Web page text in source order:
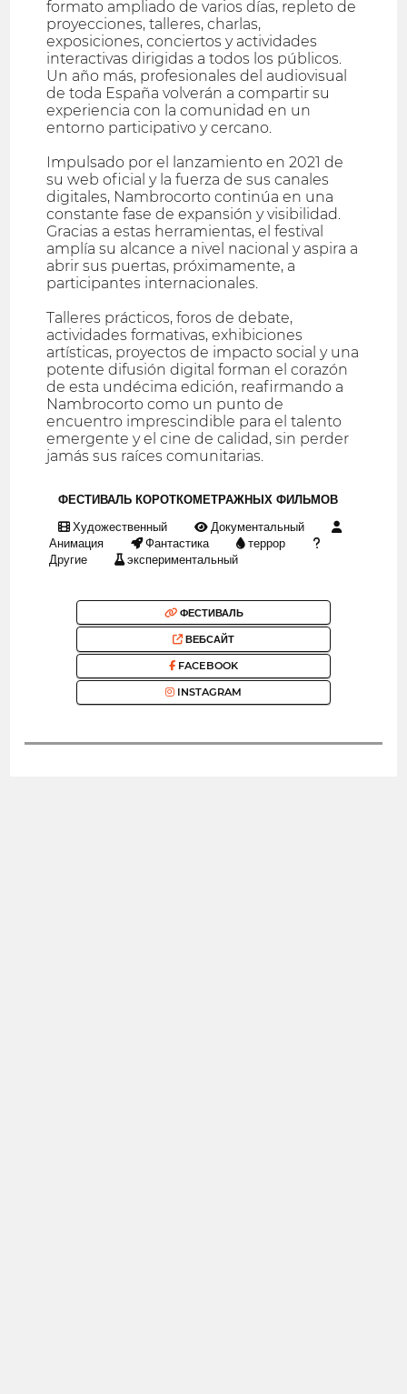
formato ampliado de varios días, repleto de
proyecciones, talleres, charlas,
exposiciones, conciertos y actividades
interactivas dirigidas a todos los públicos.
Un año más, profesionales del audiovisual
de toda España volverán a compartir su
experiencia con la comunidad en un
entorno participativo y cercano.
Impulsado por el lanzamiento en 2021 de
su web oficial y la fuerza de sus canales
digitales, Nambrocorto continúa en una
constante fase de expansión y visibilidad.
Gracias a estas herramientas, el festival
amplía su alcance a nivel nacional y aspira a
abrir sus puertas, próximamente, a
participantes internacionales.
Talleres prácticos, foros de debate,
actividades formativas, exhibiciones
artísticas, proyectos de impacto social y una
potente difusión digital forman el corazón
de esta undécima edición, reafirmando a
Nambrocorto como un punto de
encuentro imprescindible para el talento
emergente y el cine de calidad, sin perder
jamás sus raíces comunitarias.
ФЕСТИВАЛЬ КОРОТКОМЕТРАЖНЫХ ФИЛЬМОВ
Художественный
Документальный
Анимация
Фантастика
террор
Другие
экспериментальный
ФЕСТИВАЛЬ
ВЕБСАЙТ
FACEBOOK
INSTAGRAM